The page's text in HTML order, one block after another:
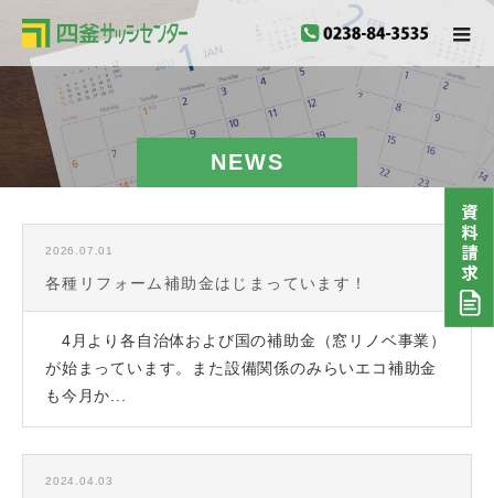
NEWS
2026.07.01
各種リフォーム補助金はじまっています！
4月より各自治体および国の補助金（窓リノベ事業）
が始まっています。また設備関係のみらいエコ補助金
も今月か...
2024.04.03